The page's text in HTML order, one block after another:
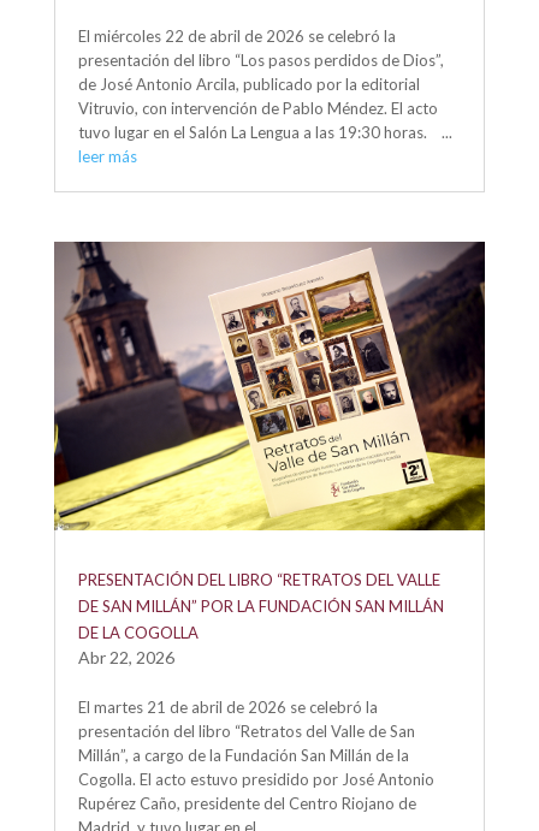
El miércoles 22 de abril de 2026 se celebró la
presentación del libro “Los pasos perdidos de Dios”,
de José Antonio Arcila, publicado por la editorial
Vitruvio, con intervención de Pablo Méndez. El acto
tuvo lugar en el Salón La Lengua a las 19:30 horas. ...
leer más
PRESENTACIÓN DEL LIBRO “RETRATOS DEL VALLE
DE SAN MILLÁN” POR LA FUNDACIÓN SAN MILLÁN
DE LA COGOLLA
Abr 22, 2026
El martes 21 de abril de 2026 se celebró la
presentación del libro “Retratos del Valle de San
Millán”, a cargo de la Fundación San Millán de la
Cogolla. El acto estuvo presidido por José Antonio
Rupérez Caño, presidente del Centro Riojano de
Madrid, y tuvo lugar en el...